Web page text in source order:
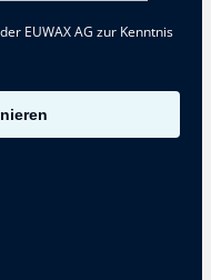
der EUWAX AG zur Kenntnis